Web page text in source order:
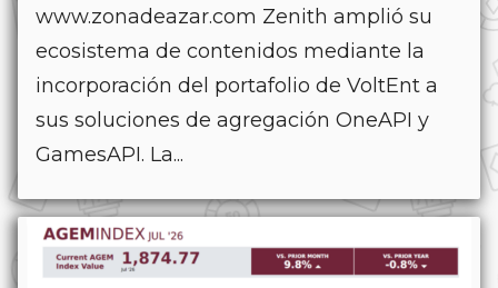
www.zonadeazar.com Zenith amplió su
ecosistema de contenidos mediante la
incorporación del portafolio de VoltEnt a
sus soluciones de agregación OneAPI y
GamesAPI. La...